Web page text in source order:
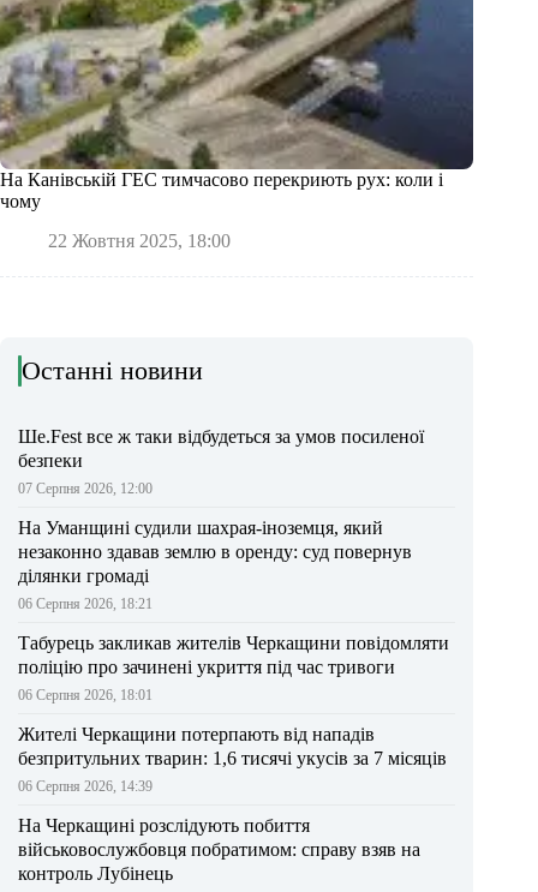
На Канівській ГЕС тимчасово перекриють рух: коли і
чому
22 Жовтня 2025, 18:00
Останні новини
Ше.Fest все ж таки відбудеться за умов посиленої
безпеки
07 Серпня 2026, 12:00
На Уманщині судили шахрая-іноземця, який
незаконно здавав землю в оренду: суд повернув
ділянки громаді
06 Серпня 2026, 18:21
Табурець закликав жителів Черкащини повідомляти
поліцію про зачинені укриття під час тривоги
06 Серпня 2026, 18:01
Жителі Черкащини потерпають від нападів
безпритульних тварин: 1,6 тисячі укусів за 7 місяців
06 Серпня 2026, 14:39
На Черкащині розслідують побиття
військовослужбовця побратимом: справу взяв на
контроль Лубінець